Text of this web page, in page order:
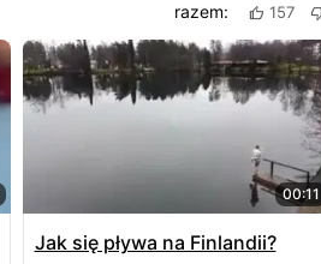
razem: 157
00:11
Jak się pływa na Finlandii?